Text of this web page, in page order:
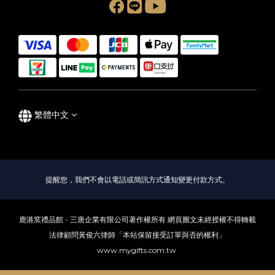
繁體中文
提醒您，我們不會以電話或簡訊方式通知變更付款方式。
鹿港窯禮品館 - 三唐企業有限公司著作權所有 網頁圖文未經授權不得轉載
法律顧問黃俊六律師「本站保留接受訂單與否的權利」
www.mygifts.com.tw